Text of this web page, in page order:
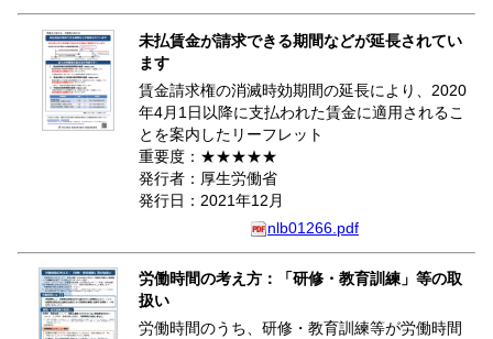
未払賃金が請求できる期間などが延長されてい
ます
賃金請求権の消滅時効期間の延長により、2020
年4月1日以降に支払われた賃金に適用されるこ
とを案内したリーフレット
重要度：★★★★★
発行者：厚生労働省
発行日：2021年12月
nlb01266.pdf
労働時間の考え方：「研修・教育訓練」等の取
扱い
労働時間のうち、研修・教育訓練等が労働時間